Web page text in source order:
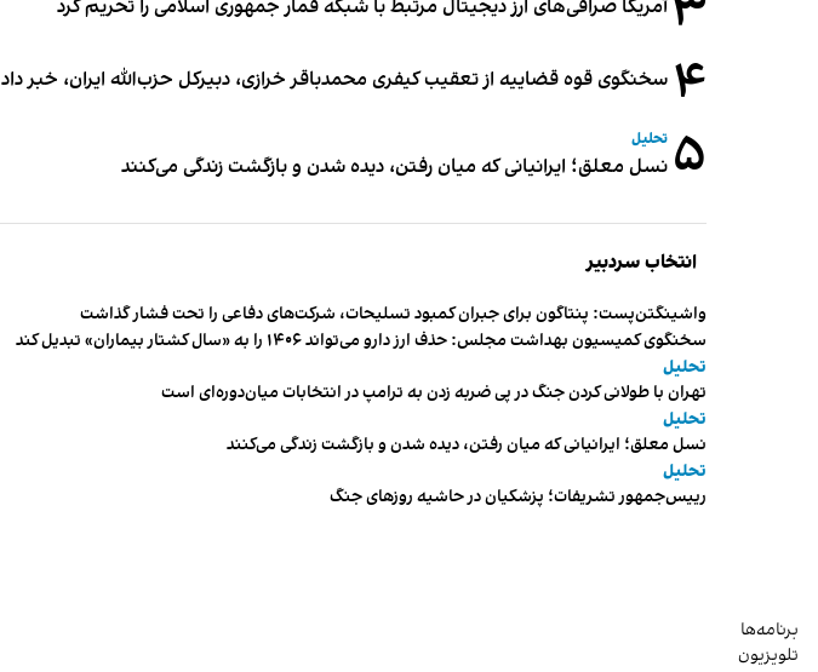
آمریکا صرافی‌های ارز دیجیتال مرتبط با شبکه قمار جمهوری اسلامی را تحریم کرد
۴ سخنگوی قوه قضاییه از تعقیب کیفری محمدباقر خرازی، دبیر‌کل حزب‌الله ایران، خبر داد
۵ تحلیل
نسل معلق؛ ایرانیانی که میان رفتن، دیده شدن و بازگشت زندگی می‌کنند
انتخاب سردبیر
واشینگتن‌پست: پنتاگون برای جبران کمبود تسلیحات، شرکت‌های دفاعی را تحت فشار گذاشت
سخنگوی کمیسیون بهداشت مجلس: حذف ارز دارو می‌تواند ۱۴۰۶ را به «سال کشتار بیماران» تبدیل کند
تحلیل
تهران با طولانی کردن جنگ در پی ضربه زدن به ترامپ در انتخابات میان‌دوره‌ای است
تحلیل
نسل معلق؛ ایرانیانی که میان رفتن، دیده شدن و بازگشت زندگی می‌کنند
تحلیل
رییس‌جمهور تشریفات؛ پزشکیان در حاشیه روزهای جنگ
برنامه‌ها
تلویزیون